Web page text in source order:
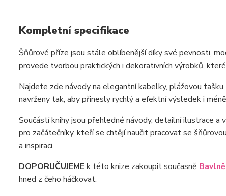
Kompletní specifikace
Šňůrové příze jsou stále oblíbenější díky své pevnosti,
provede tvorbou praktických i dekorativních výrobků,
Najdete zde návody na elegantní kabelky, plážovou
navrženy tak, aby přinesly rychlý a efektní výsledek i
Součástí knihy jsou přehledné návody, detailní ilustrace a
pro začátečníky, kteří se chtějí naučit pracovat se
a inspiraci.
DOPORUČUJEMEk této knize zakoupit současně
hned z čeho háčkovat.